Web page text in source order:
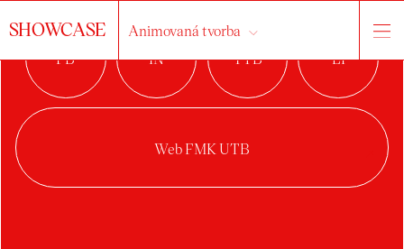
SHOWCASE Animovaná tvorba